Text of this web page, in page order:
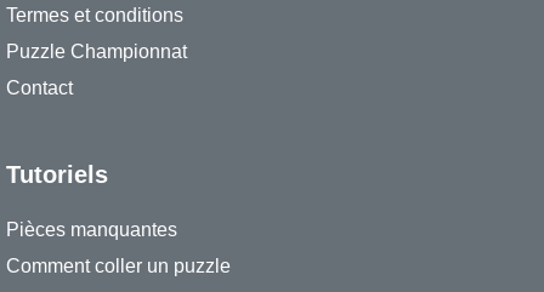
Termes et conditions
Puzzle Championnat
Contact
Tutoriels
Pièces manquantes
Comment coller un puzzle